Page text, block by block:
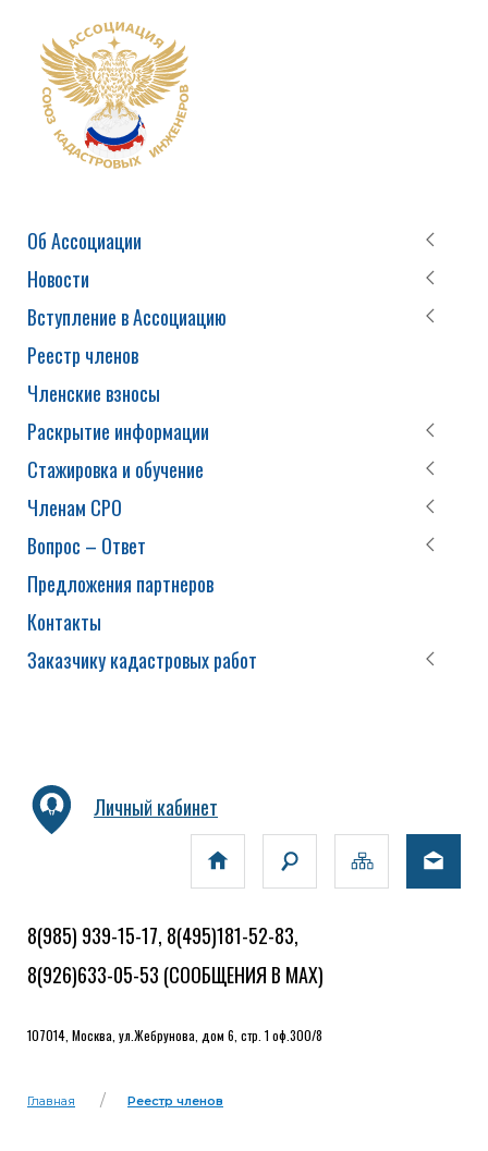
Об Ассоциации
Новости
Вступление в Ассоциацию
Реестр членов
Членские взносы
Раскрытие информации
Стажировка и обучение
Членам СРО
Вопрос – Ответ
Предложения партнеров
Контакты
Заказчику кадастровых работ
Личный кабинет
8(985) 939-15-17, 8(495)181-52-83,
8(926)633-05-53 (СООБЩЕНИЯ В MAX)
107014, Москва, ул.Жебрунова, дом 6, стр. 1 оф.300/8
Главная Реестр членов